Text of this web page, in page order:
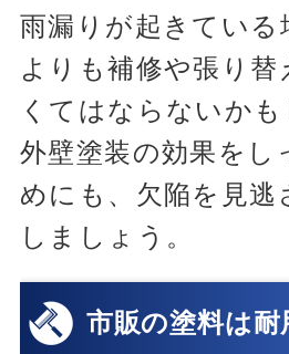
雨漏りが起きている
よりも補修や張り替
くてはならないかも
外壁塗装の効果をし
めにも、欠陥を見逃
しましょう。
市販の塗料は耐